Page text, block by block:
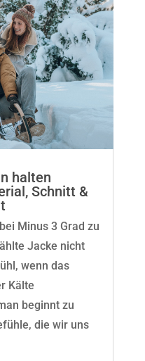
halten
Schnitt &
Minus 3 Grad zu
Jacke nicht
wenn das
Kälte
beginnt zu
die wir uns